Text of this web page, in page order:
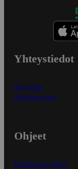
Yhteystiedot
Myymälät
Asiakaspalvelu
Ohjeet
Ensitilaajan ohjeet